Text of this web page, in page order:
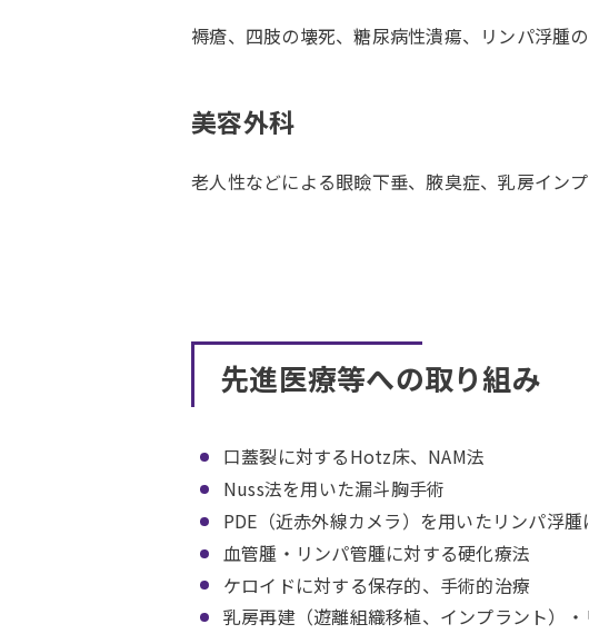
褥瘡、四肢の壊死、糖尿病性潰瘍、リンパ浮腫
美容外科
老人性などによる眼瞼下垂、腋臭症、乳房イン
先進医療等への取り組み
口蓋裂に対するHotz床、NAM法
Nuss法を用いた漏斗胸手術
PDE（近赤外線カメラ）を用いたリンパ浮
血管腫・リンパ管腫に対する硬化療法
ケロイドに対する保存的、手術的治療
乳房再建（遊離組織移植、インプラント）